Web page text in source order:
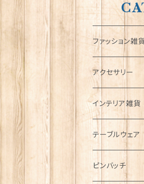
ファッション雑
タータンネクタイ
帽子
キャップ
ハンチング帽
Tシャツ
マフラー
アクセサリー
ORTAK
ブローチ
ペンダント
インテリア雑貨
インテリア置物
ラブスプーン
テーブルウェア
ティータオル
ピンバッチ